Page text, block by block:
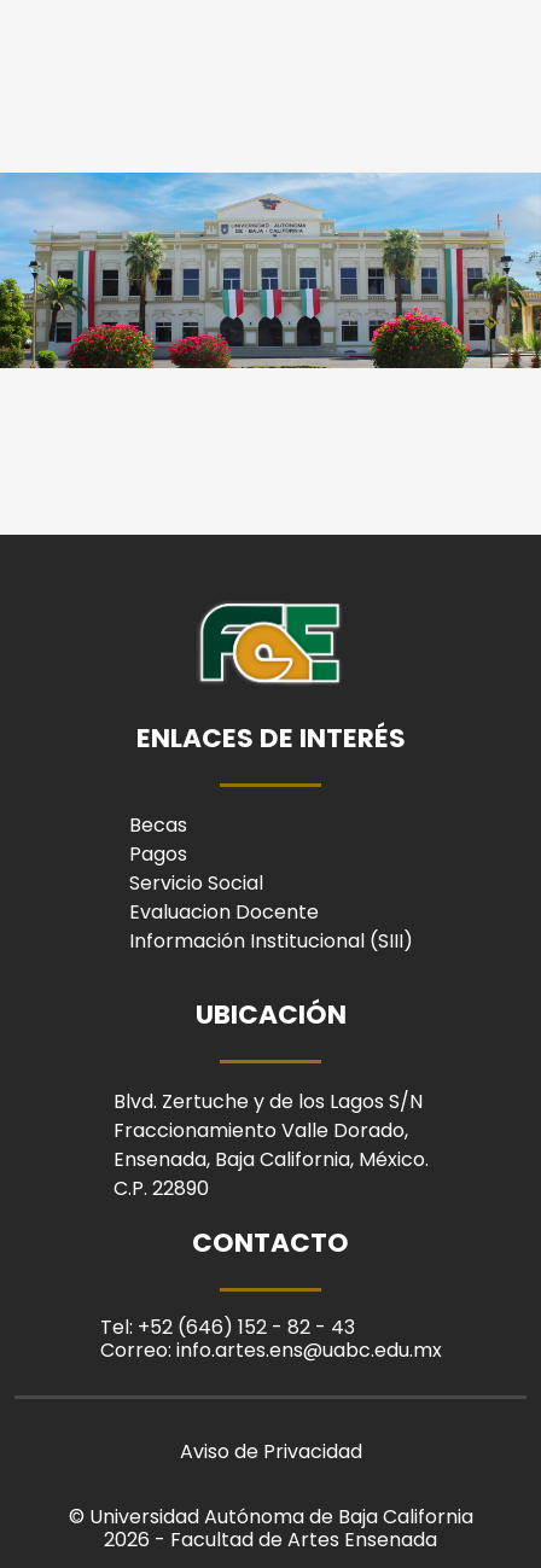
ENLACES DE INTERÉS
Becas
Pagos
Servicio Social
Evaluacion Docente
Información Institucional (SIII)
UBICACIÓN
Blvd. Zertuche y de los Lagos S/N
Fraccionamiento Valle Dorado,
Ensenada, Baja California, México.
C.P. 22890
CONTACTO
Tel: +52 (646) 152 - 82 - 43
Correo: info.artes.ens@uabc.edu.mx
Aviso de Privacidad
© Universidad Autónoma de Baja California
2026 - Facultad de Artes Ensenada